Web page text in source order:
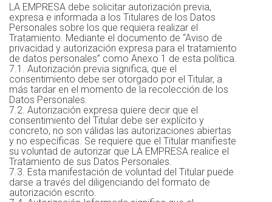
LA EMPRESA debe solicitar autorización previa,
expresa e informada a los Titulares de los Datos
Personales sobre los que requiera realizar el
Tratamiento. Mediante el documento de “Aviso de
privacidad y autorización expresa para el tratamiento
de datos personales” como Anexo 1 de esta política.
7.1. Autorización previa significa, que el
consentimiento debe ser otorgado por el Titular, a
más tardar en el momento de la recolección de los
Datos Personales.
7.2. Autorización expresa quiere decir que el
consentimiento del Titular debe ser explícito y
concreto, no son válidas las autorizaciones abiertas
y no específicas. Se requiere que el Titular manifieste
su voluntad de autorizar que LA EMPRESA realice el
Tratamiento de sus Datos Personales.
7.3. Esta manifestación de voluntad del Titular puede
darse a través del diligenciando del formato de
autorización escrito.